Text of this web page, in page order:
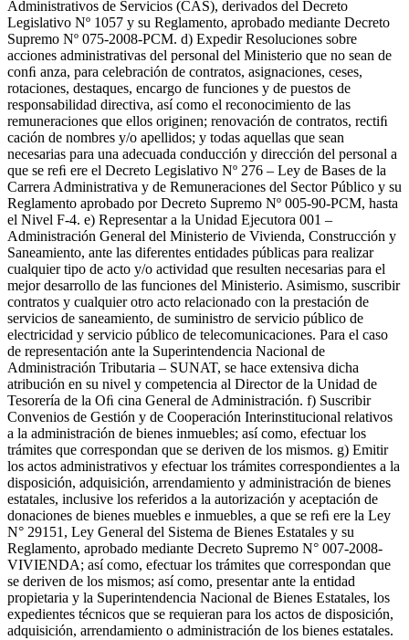
Administrativos de Servicios (CAS), derivados del Decreto
Legislativo Nº 1057 y su Reglamento, aprobado mediante Decreto
Supremo Nº 075-2008-PCM. d) Expedir Resoluciones sobre
acciones administrativas del personal del Ministerio que no sean de
conﬁ anza, para celebración de contratos, asignaciones, ceses,
rotaciones, destaques, encargo de funciones y de puestos de
responsabilidad directiva, así como el reconocimiento de las
remuneraciones que ellos originen; renovación de contratos, rectiﬁ
cación de nombres y/o apellidos; y todas aquellas que sean
necesarias para una adecuada conducción y dirección del personal a
que se reﬁ ere el Decreto Legislativo Nº 276 – Ley de Bases de la
Carrera Administrativa y de Remuneraciones del Sector Público y su
Reglamento aprobado por Decreto Supremo Nº 005-90-PCM, hasta
el Nivel F-4. e) Representar a la Unidad Ejecutora 001 –
Administración General del Ministerio de Vivienda, Construcción y
Saneamiento, ante las diferentes entidades públicas para realizar
cualquier tipo de acto y/o actividad que resulten necesarias para el
mejor desarrollo de las funciones del Ministerio. Asimismo, suscribir
contratos y cualquier otro acto relacionado con la prestación de
servicios de saneamiento, de suministro de servicio público de
electricidad y servicio público de telecomunicaciones. Para el caso
de representación ante la Superintendencia Nacional de
Administración Tributaria – SUNAT, se hace extensiva dicha
atribución en su nivel y competencia al Director de la Unidad de
Tesorería de la Oﬁ cina General de Administración. f) Suscribir
Convenios de Gestión y de Cooperación Interinstitucional relativos
a la administración de bienes inmuebles; así como, efectuar los
trámites que correspondan que se deriven de los mismos. g) Emitir
los actos administrativos y efectuar los trámites correspondientes a la
disposición, adquisición, arrendamiento y administración de bienes
estatales, inclusive los referidos a la autorización y aceptación de
donaciones de bienes muebles e inmuebles, a que se reﬁ ere la Ley
N° 29151, Ley General del Sistema de Bienes Estatales y su
Reglamento, aprobado mediante Decreto Supremo N° 007-2008-
VIVIENDA; así como, efectuar los trámites que correspondan que
se deriven de los mismos; así como, presentar ante la entidad
propietaria y la Superintendencia Nacional de Bienes Estatales, los
expedientes técnicos que se requieran para los actos de disposición,
adquisición, arrendamiento o administración de los bienes estatales.